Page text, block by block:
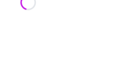
różnić się ceną